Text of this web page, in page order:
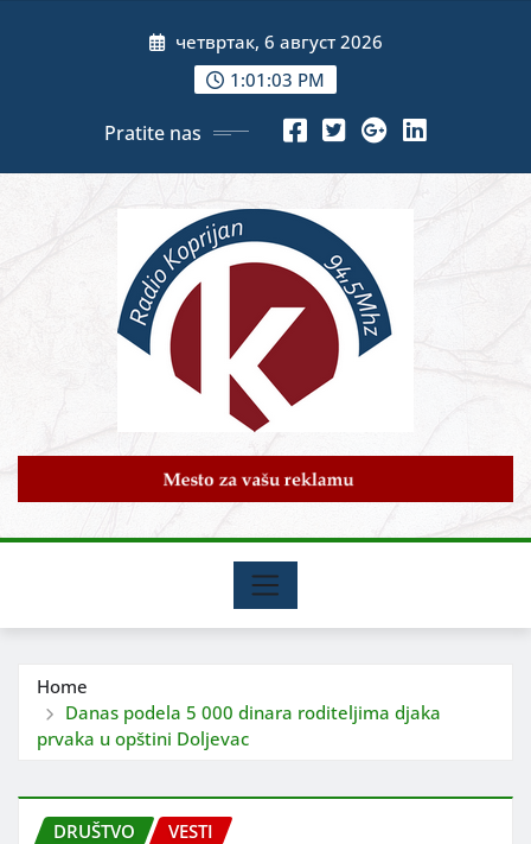
четвртак, 6 август 2026
1:01:05 PM
Pratite nas
Home
Danas podela 5 000 dinara roditeljima djaka
prvaka u opštini Doljevac
DRUŠTVO VESTI